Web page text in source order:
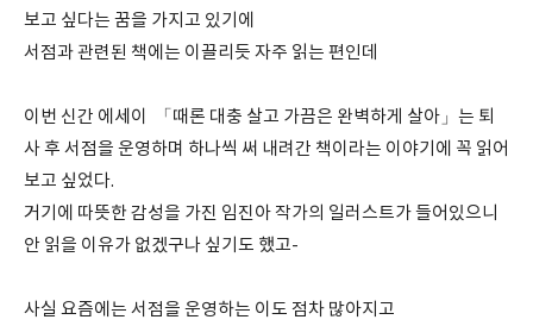
보고 싶다는 꿈을 가지고 있기에
서점과 관련된 책에는 이끌리듯 자주 읽는 편인데
이번 신간 에세이 「때론 대충 살고 가끔은 완벽하게 살아」는 퇴
사 후 서점을 운영하며 하나씩 써 내려간 책이라는 이야기에 꼭 읽어
보고 싶었다.
거기에 따뜻한 감성을 가진 임진아 작가의 일러스트가 들어있으니
안 읽을 이유가 없겠구나 싶기도 했고-
사실 요즘에는 서점을 운영하는 이도 점차 많아지고